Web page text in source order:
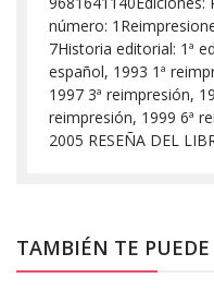
número:
7Historia editorial: 1ª
español, 1993 1ª
1997 3ª reimpresión,
reimpresión, 1999 6ª
2005 RESEÑA DEL
TAMBIÉN TE PUEDE